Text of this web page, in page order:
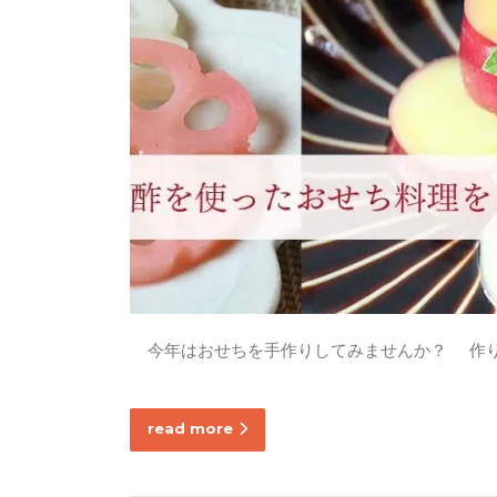
今年はおせちを手作りしてみませんか？ 作
read more